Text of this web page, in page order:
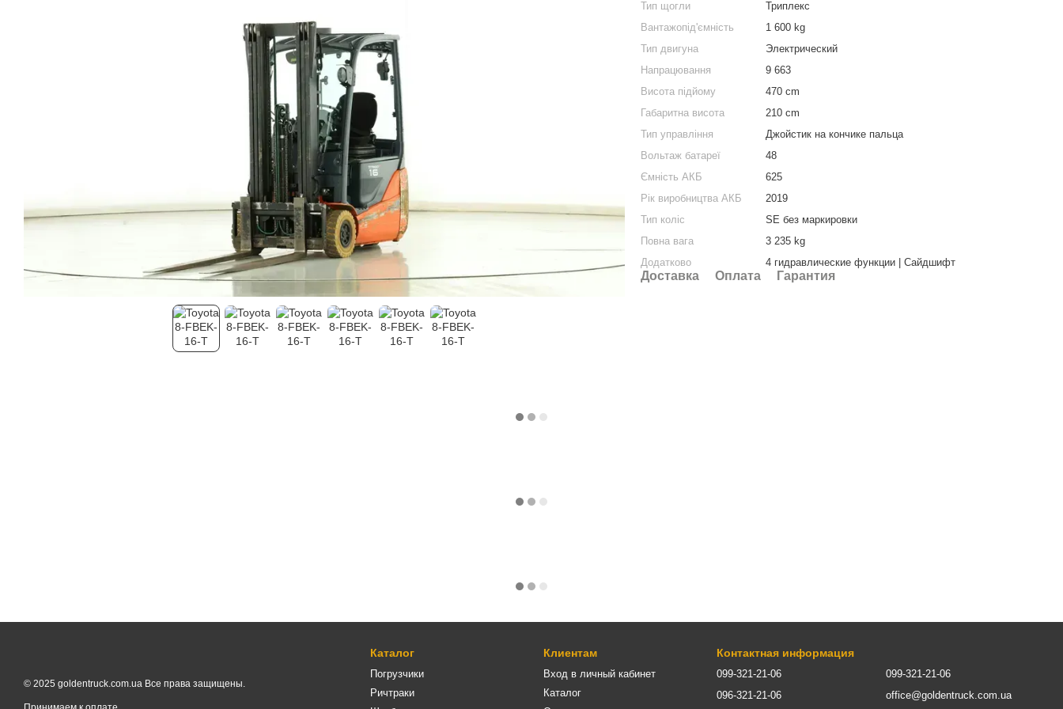
Тип щогли
Триплекс
Вантажопід'ємність
1 600 kg
Тип двигуна
Электрический
Напрацювання
9 663
Висота підйому
470 cm
Габаритна висота
210 cm
Тип управління
Джойстик на кончике пальца
Вольтаж батареї
48
Ємність АКБ
625
Рік виробництва АКБ
2019
Тип коліс
SE без маркировки
Повна вага
3 235 kg
Додатково
4 гидравлические функции | Сайдшифт
Доставка Оплата Гарантия
© 2025 goldentruck.com.ua Все права защищены.
Каталог
Погрузчики
Ричтраки
Клиентам
Вход в личный кабинет
Каталог
Контактная информация
099-321-21-06
096-321-21-06
099-321-21-06
office@goldentruck.com.ua